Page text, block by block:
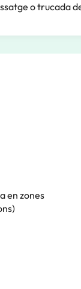
o trucada
en zones